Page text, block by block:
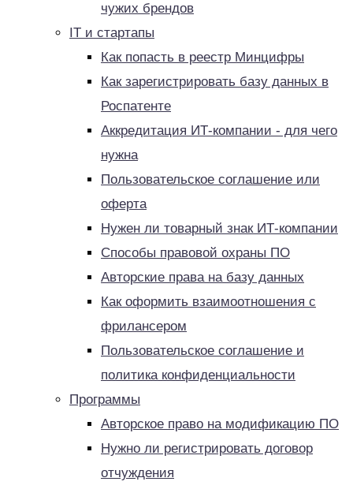
чужих брендов
IT и стартапы
Как попасть в реестр Минцифры
Как зарегистрировать базу данных в
Роспатенте
Аккредитация ИТ-компании - для чего
нужна
Пользовательское соглашение или
оферта
Нужен ли товарный знак ИТ-компании
Способы правовой охраны ПО
Авторские права на базу данных
Как оформить взаимоотношения с
фрилансером
Пользовательское соглашение и
политика конфиденциальности
Программы
Авторское право на модификацию ПО
Нужно ли регистрировать договор
отчуждения